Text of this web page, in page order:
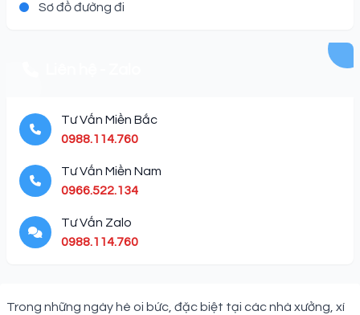
Sơ đồ đường đi
Tư Vấn Miền Bắc
0988.114.760
Tư Vấn Miền Nam
0966.522.134
Tư Vấn Zalo
0988.114.760
Trong những ngày hè oi bức, đặc biệt tại các nhà xưởng, xí